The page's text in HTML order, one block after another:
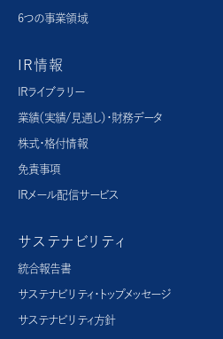
6つの事業領域
IR情報
IRライブラリー
業績（実績/見通し）・財務データ
株式・格付情報
免責事項
IRメール配信サービス
サステナビリティ
統合報告書
サステナビリティ・トップメッセージ
サステナビリティ方針